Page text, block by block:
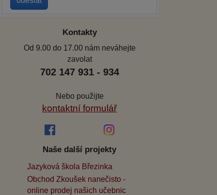
Kontakty
Od 9.00 do 17.00 nám neváhejte
zavolat
702 147 931 - 934
Nebo použijte
kontaktní formulář
Naše další projekty
Jazyková škola Březinka
Obchod Zkoušek nanečisto -
online prodej našich učebnic